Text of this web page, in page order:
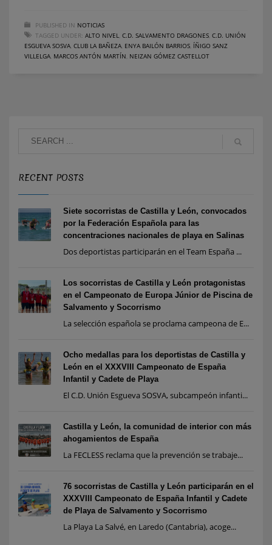
PUBLISHED IN NOTICIAS
TAGGED UNDER: ALTO NIVEL C.D. SALVAMENTO DRAGONES C.D. UNIÓN
ESGUEVA SOSVA CLUB LA BAÑEZA ENYA BAILÓN BARRIOS ÍÑIGO SANZ
VILLELGA MARCOS ANTÓN MARTÍN NEIZAN GÓMEZ CASTELLOT
RECENT POSTS
Siete socorristas de Castilla y León, convocados
por la Federación Española para las
concentraciones nacionales de playa en Salinas
Dos deportistas participarán en el Team España ...
Los socorristas de Castilla y León protagonistas
en el Campeonato de Europa Júnior de Piscina de
Salvamento y Socorrismo
La selección española se proclama campeona de E...
Ocho medallas para los deportistas de Castilla y
León en el XXXVIII Campeonato de España
Infantil y Cadete de Playa
El C.D. Unión Esgueva SOSVA, subcampeón infanti...
Castilla y León, la comunidad de interior con más
ahogamientos de España
La FECLESS reclama que la prevención se trabaje...
76 socorristas de Castilla y León participarán en el
XXXVIII Campeonato de España Infantil y Cadete
de Playa de Salvamento y Socorrismo
La Playa La Salvé, en Laredo (Cantabria), acoge...